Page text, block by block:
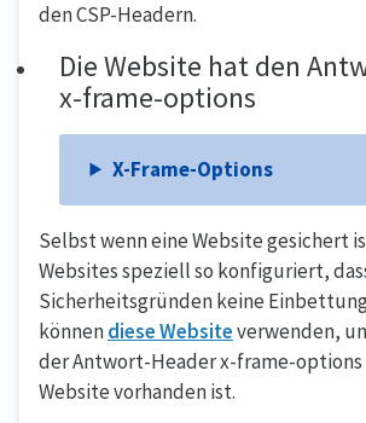
den CSP-Headern.
Die Website hat den
x-frame-options
X-Frame-Options
Selbst wenn eine Website gesichert
Websites speziell so konfiguriert,
Sicherheitsgründen keine
könnendiese Websiteverwenden,
der Antwort-Header x-frame-
Website vorhanden ist.